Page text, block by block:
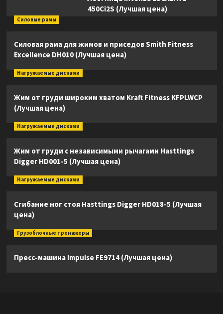
450Ci2S (Лучшая цена)
Силовые рамы
Силовая рама для жимов и приседов Smith Fitness
Excellence DH010 (Лучшая цена)
Нагружаемые дисками
Жим от груди широким хватом Kraft Fitness KFPLWCP
(Лучшая цена)
Нагружаемые дисками
Жим от груди с независимыми рычагами Hasttings
Digger HD001-5 (Лучшая цена)
Нагружаемые дисками
Сгибание ног стоя Hasttings Digger HD018-5 (Лучшая
цена)
Грузоблочные тренажеры
Пресс-машина Impulse FE9714 (Лучшая цена)